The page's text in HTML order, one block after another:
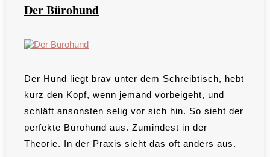
Der Bürohund
Der Hund liegt brav unter dem Schreibtisch, hebt
kurz den Kopf, wenn jemand vorbeigeht, und
schläft ansonsten selig vor sich hin. So sieht der
perfekte Bürohund aus. Zumindest in der
Theorie. In der Praxis sieht das oft anders aus.